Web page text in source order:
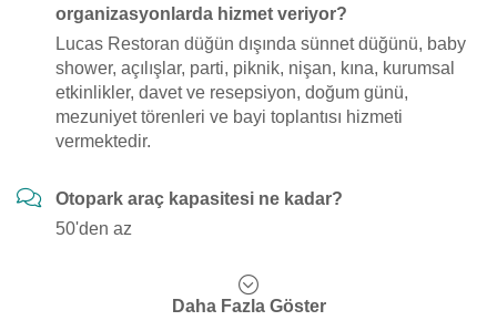
organizasyonlarda hizmet veriyor?
Lucas Restoran düğün dışında sünnet düğünü, baby
shower, açılışlar, parti, piknik, nişan, kına, kurumsal
etkinlikler, davet ve resepsiyon, doğum günü,
mezuniyet törenleri ve bayi toplantısı hizmeti
vermektedir.
Otopark araç kapasitesi ne kadar?
50'den az
Daha Fazla Göster